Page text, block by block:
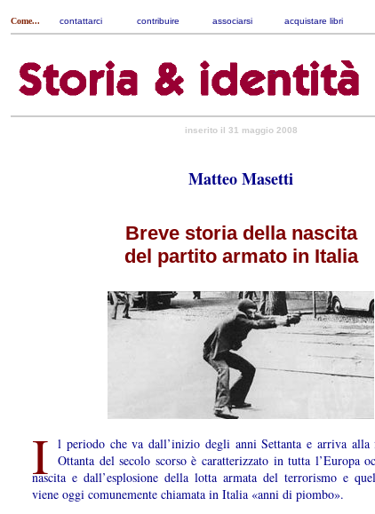
Come... contattarci contribuire associarsi acquistare libri
inserito il 31 maggio 2008
Matteo Masetti
Breve storia della nascita
del partito armato in Italia
I l periodo che va dall’inizio degli anni Settanta e arriva
Ottanta del secolo scorso è caratterizzato in tutta l’Europa
nascita e dall’esplosione della lotta armata del terrorismo e
viene oggi comunemente chiamata in Italia «anni di piombo».